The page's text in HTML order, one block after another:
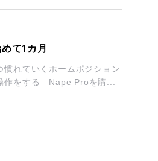
て1カ月
慣れていくホームポジション
作をする Nape Proを購...